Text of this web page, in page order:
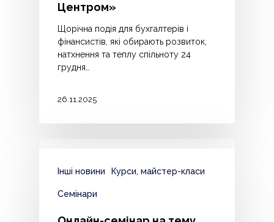
Центром»
Щорічна подія для бухгалтерів і
фінансистів, які обирають розвиток,
натхнення та теплу спільноту 24
грудня…
26.11.2025
Інші новини Курси, майстер-класи
Семінари